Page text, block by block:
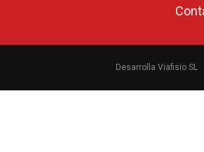
Desarrolla Viafisio SL